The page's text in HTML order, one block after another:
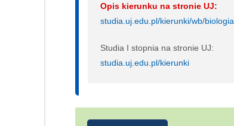
Opis kierunku na stronie UJ:
studia.uj.edu.pl/kierunki/wb/biologia
Studia I stopnia na stronie UJ:
studia.uj.edu.pl/kierunki